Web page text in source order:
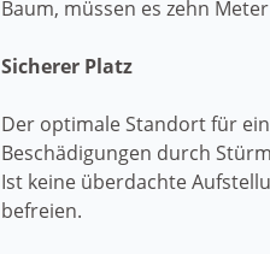
Baum, müssen es zehn
Sicherer Platz
Der optimale Standort für
Beschädigungen durch
Ist keine überdachte
befreien.